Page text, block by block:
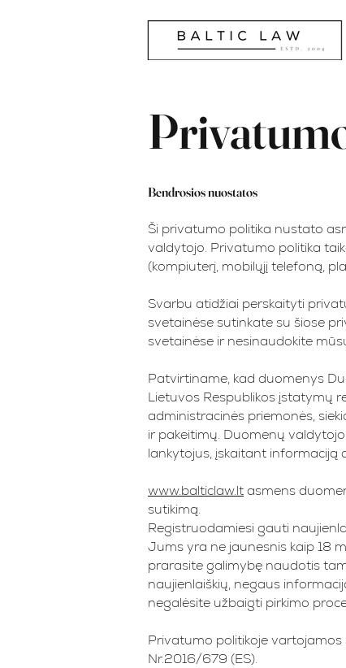
Bendrosios nuostatos
Ši privatumo politika nustato
valdytojo. Privatumo politika
(kompiuterį, mobilųjį telefoną,
Svarbu atidžiai perskaityti
svetainėse sutinkate su šiose
svetainėse ir nesinaudokite
Patvirtiname, kad duomenys
Lietuvos Respublikos įstatymų
administracinės priemonės,
ir pakeitimų. Duomenų
lankytojus, įskaitant informaciją
www.balticlaw.ltasmens
sutikimą.
Registruodamiesi gauti
Jums yra ne jaunesnis kaip 18
prarasite galimybę naudotis
naujienlaiškių, negaus
negalėsite užbaigti pirkimo
Privatumo politikoje
Nr.2016/679 (ES).